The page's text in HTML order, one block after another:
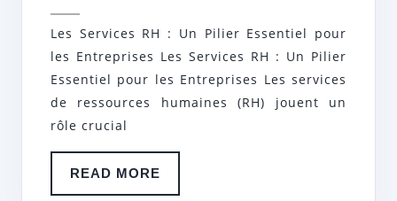
NOS
RH
Les Services RH : Un Pilier Essentiel pour
les Entreprises Les Services RH : Un Pilier
Essentiel pour les Entreprises Les services
de ressources humaines (RH) jouent un
rôle crucial
READ MORE
MORE